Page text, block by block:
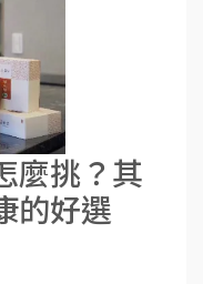
麼挑？其
的好選